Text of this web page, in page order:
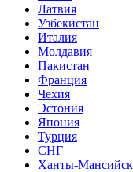
Латвия
Узбекистан
Италия
Молдавия
Пакистан
Франция
Чехия
Эстония
Япония
Турция
СНГ
Ханты-